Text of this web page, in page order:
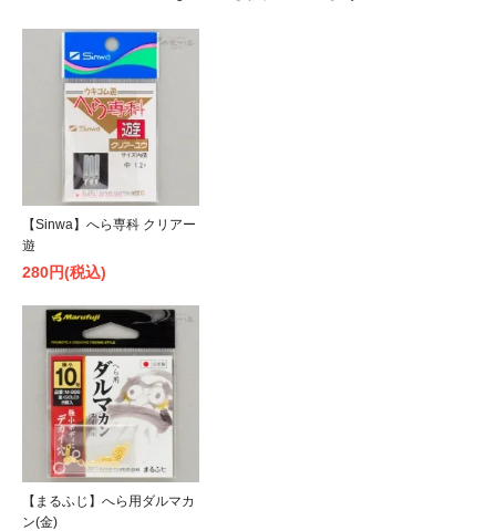
【Sinwa】へら専科 クリアー
遊
280円(税込)
【まるふじ】へら用ダルマカ
ン(金)